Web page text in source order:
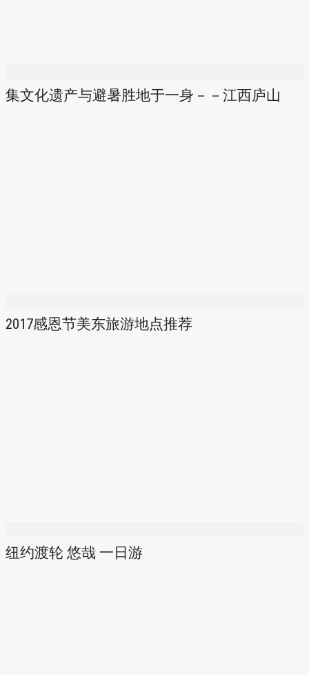
集文化遗产与避暑胜地于一身－－江西庐山
2017感恩节美东旅游地点推荐
纽约渡轮 悠哉 一日游